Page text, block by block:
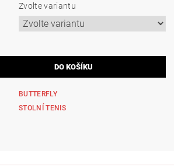
Zvolte variantu
BUTTERFLY
STOLNÍ TENIS